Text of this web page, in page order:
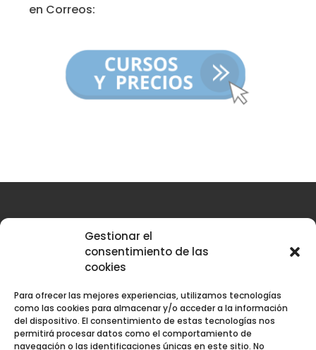
Gestionar el
consentimiento de las
cookies
Para ofrecer las mejores experiencias, utilizamos tecnologías
como las cookies para almacenar y/o acceder a la información
del dispositivo. El consentimiento de estas tecnologías nos
permitirá procesar datos como el comportamiento de
navegación o las identificaciones únicas en este sitio. No
en Correos: